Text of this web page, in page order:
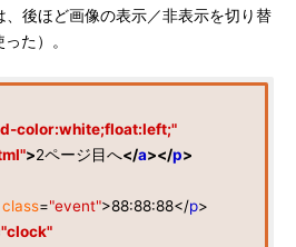
後ほど画像の表示／非表示を切り替
た）。
color:white;float:left;"
>2ページ目へ</a></p>
class="event">88:88:88</p>
"clock"